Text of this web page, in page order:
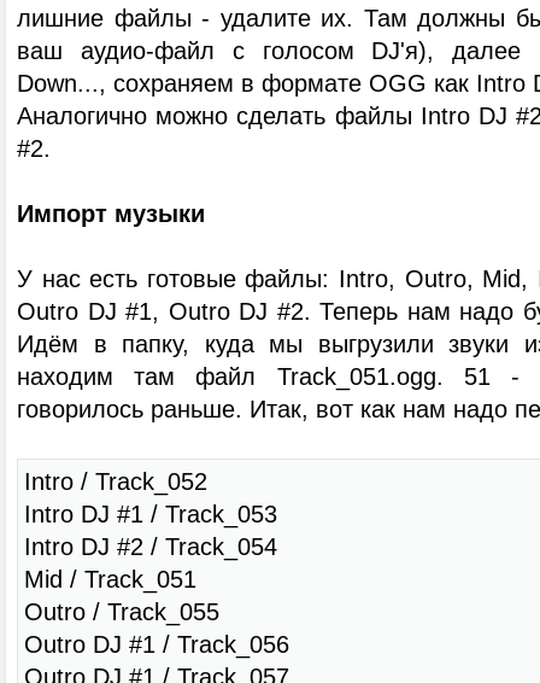
лишние файлы - удалите их. Там должны
ваш аудио-файл с голосом DJ'я), далее
Down..., сохраняем в формате OGG как Intro
Аналогично можно сделать файлы Intro DJ
#2.
Импорт музыки
У нас есть готовые файлы: Intro, Outro,
Outro DJ #1, Outro DJ #2. Теперь нам надо
Идём в папку, куда мы выгрузили звуки
находим там файл Track_051.ogg. 51 -
говорилось раньше. Итак, вот как нам надо
Intro / Track_052
Intro DJ #1 / Track_053
Intro DJ #2 / Track_054
Mid / Track_051
Outro / Track_055
Outro DJ #1 / Track_056
Outro DJ #1 / Track_057